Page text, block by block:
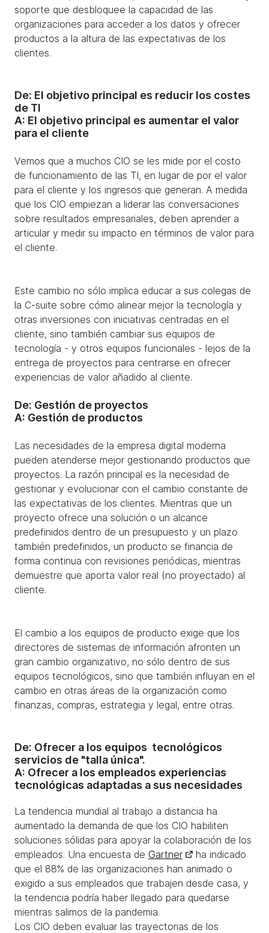
soporte que desbloquee la capacidad de las
organizaciones para acceder a los datos y ofrecer
productos a la altura de las expectativas de los
clientes.
De: El objetivo principal es reducir los costes
de TI
A: El objetivo principal es aumentar el valor
para el cliente
Vemos que a muchos CIO se les mide por el costo
de funcionamiento de las TI, en lugar de por el valor
para el cliente y los ingresos que generan. A medida
que los CIO empiezan a liderar las conversaciones
sobre resultados empresariales, deben aprender a
articular y medir su impacto en términos de valor para
el cliente.
Este cambio no sólo implica educar a sus colegas de
la C-suite sobre cómo alinear mejor la tecnología y
otras inversiones con iniciativas centradas en el
cliente, sino también cambiar sus equipos de
tecnología - y otros equipos funcionales - lejos de la
entrega de proyectos para centrarse en ofrecer
experiencias de valor añadido al cliente.
De: Gestión de proyectos
A: Gestión de productos
Las necesidades de la empresa digital moderna
pueden atenderse mejor gestionando productos que
proyectos. La razón principal es la necesidad de
gestionar y evolucionar con el cambio constante de
las expectativas de los clientes. Mientras que un
proyecto ofrece una solución o un alcance
predefinidos dentro de un presupuesto y un plazo
también predefinidos, un producto se financia de
forma continua con revisiones periódicas, mientras
demuestre que aporta valor real (no proyectado) al
cliente.
El cambio a los equipos de producto exige que los
directores de sistemas de información afronten un
gran cambio organizativo, no sólo dentro de sus
equipos tecnológicos, sino que también influyan en el
cambio en otras áreas de la organización como
finanzas, compras, estrategia y legal, entre otras.
De: Ofrecer a los equipos tecnológicos
servicios de "talla única".
A: Ofrecer a los empleados experiencias
tecnológicas adaptadas a sus necesidades
La tendencia mundial al trabajo a distancia ha
aumentado la demanda de que los CIO habiliten
soluciones sólidas para apoyar la colaboración de los
empleados. Una encuesta de Gartner
ha indicado
que el 88% de las organizaciones han animado o
exigido a sus empleados que trabajen desde casa, y
la tendencia podría haber llegado para quedarse
mientras salimos de la pandemia.
Los CIO deben evaluar las trayectorias de los